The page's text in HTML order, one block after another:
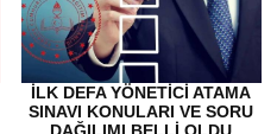
İLK DEFA YÖNETICI ATAMA
SINAVI KONULARI VE SORU
DAĞILIMI BELLI OLDU